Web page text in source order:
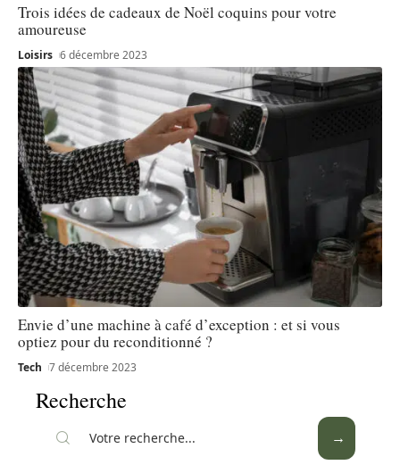
Trois idées de cadeaux de Noël coquins pour votre
amoureuse
Loisirs 6 décembre 2023
Envie d’une machine à café d’exception : et si vous
optiez pour du reconditionné ?
Tech 7 décembre 2023
Recherche